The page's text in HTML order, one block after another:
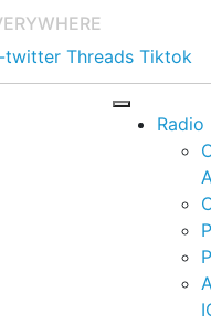
twitter Threads Tiktok
Radio